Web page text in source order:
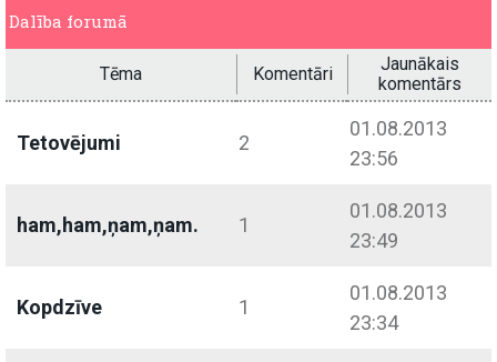
Dalība forumā
Tēma Komentāri
Jaunākais
komentārs
Tetovējumi 2
01.08.2013
23:56
ham,ham,ņam,ņam. 1
01.08.2013
23:49
Kopdzīve 1
01.08.2013
23:34